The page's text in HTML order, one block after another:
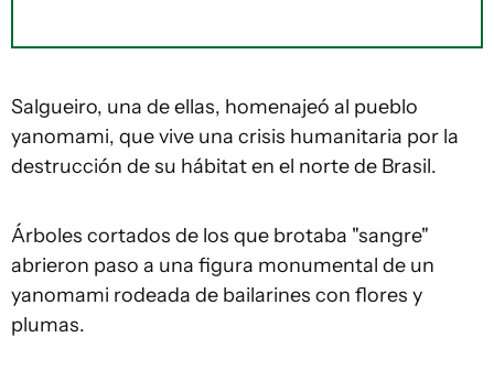
Salgueiro, una de ellas, homenajeó al pueblo
yanomami, que vive una crisis humanitaria por la
destrucción de su hábitat en el norte de Brasil.
Árboles cortados de los que brotaba "sangre"
abrieron paso a una figura monumental de un
yanomami rodeada de bailarines con flores y
plumas.